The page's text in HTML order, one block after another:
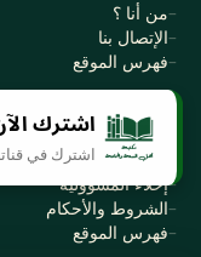
اشترك
اشترك في
من أنا ؟
الإتصال بنا
فهرس الموقع
سياسة الخصوصية
سياسة الخصوصية
إخلاء المسؤولية
الشروط والأحكام
فهرس الموقع